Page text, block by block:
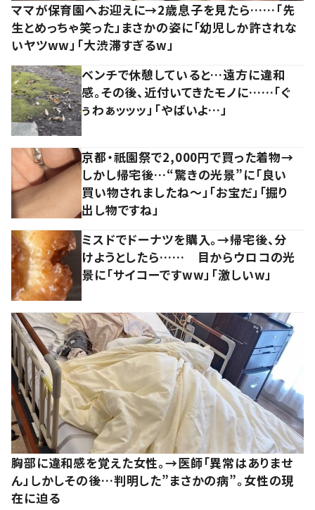
ママが保育園へお迎えに→2歳息子を見たら……「先
生とめっちゃ笑った」まさかの姿に「幼児しか許されな
いヤツww」「大渋滞すぎるw」
ベンチで休憩していると…遠方に違和
感。その後、近付いてきたモノに……「ぐ
ぅわぁッッッ」「やばいよ…」
京都・祇園祭で2,000円で買った着物→
しかし帰宅後…“驚きの光景”に「良い
買い物されましたね～」「お宝だ」「掘り
出し物ですね」
ミスドでドーナツを購入。→帰宅後、分
けようとしたら…… 目からウロコの光
景に「サイコーですww」「激しいw」
胸部に違和感を覚えた女性。→医師「異常はありませ
ん」しかしその後…判明した”まさかの病”。女性の現
在に迫る